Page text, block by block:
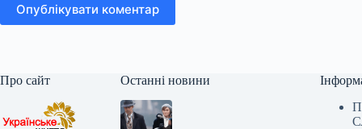
Опублікувати коментар
Про сайт Останні новини